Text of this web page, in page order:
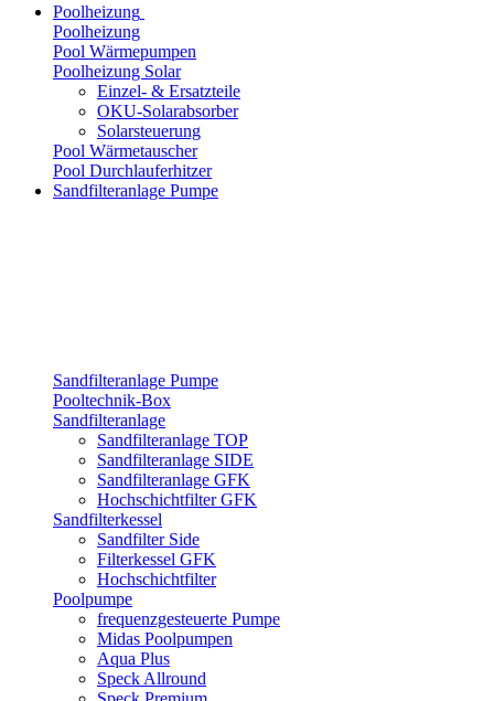
Poolheizung
Poolheizung
Pool Wärmepumpen
Poolheizung Solar
Einzel- & Ersatzteile
OKU-Solarabsorber
Solarsteuerung
Pool Wärmetauscher
Pool Durchlauferhitzer
Sandfilteranlage Pumpe
Sandfilteranlage Pumpe
Pooltechnik-Box
Sandfilteranlage
Sandfilteranlage TOP
Sandfilteranlage SIDE
Sandfilteranlage GFK
Hochschichtfilter GFK
Sandfilterkessel
Sandfilter Side
Filterkessel GFK
Hochschichtfilter
Poolpumpe
frequenzgesteuerte Pumpe
Midas Poolpumpen
Aqua Plus
Speck Allround